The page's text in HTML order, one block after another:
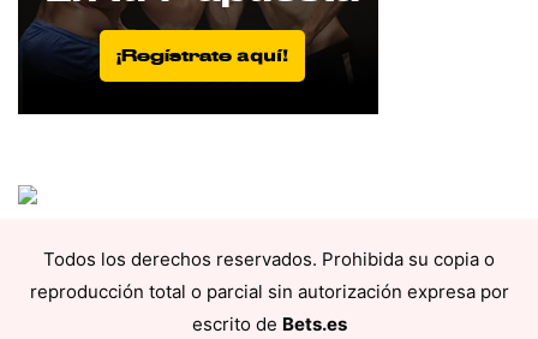
Todos los derechos reservados. Prohibida su copia o
reproducción total o parcial sin autorización expresa por
escrito de Bets.es